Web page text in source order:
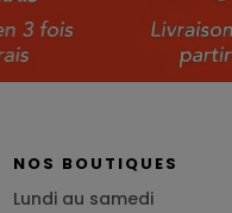
NOS BOUTIQUES
Lundi au samedi